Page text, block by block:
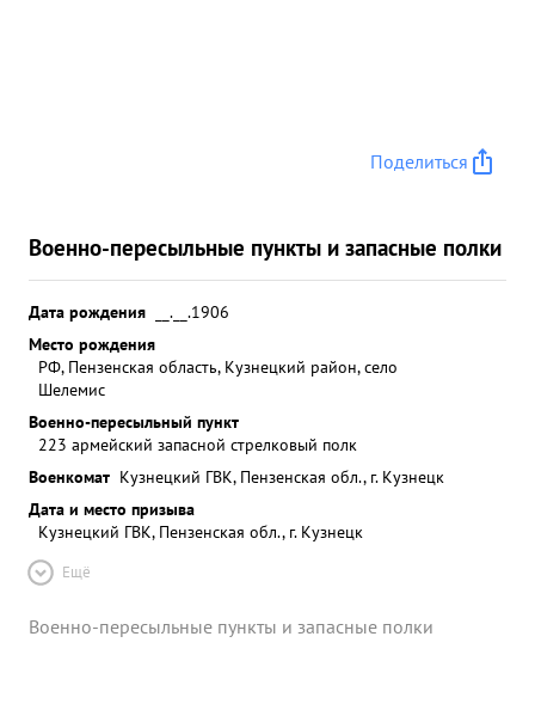
Поделиться
Военно-пересыльные пункты и запасные полки
Дата рождения
__.__.1906
Место рождения
РФ, Пензенская область, Кузнецкий район, село
Шелемис
Военно-пересыльный пункт
223 армейский запасной стрелковый полк
Военкомат Кузнецкий ГВК, Пензенская обл., г. Кузнецк
Дата и место призыва
Кузнецкий ГВК, Пензенская обл., г. Кузнецк
Ещё
Военно-пересыльные пункты и запасные полки